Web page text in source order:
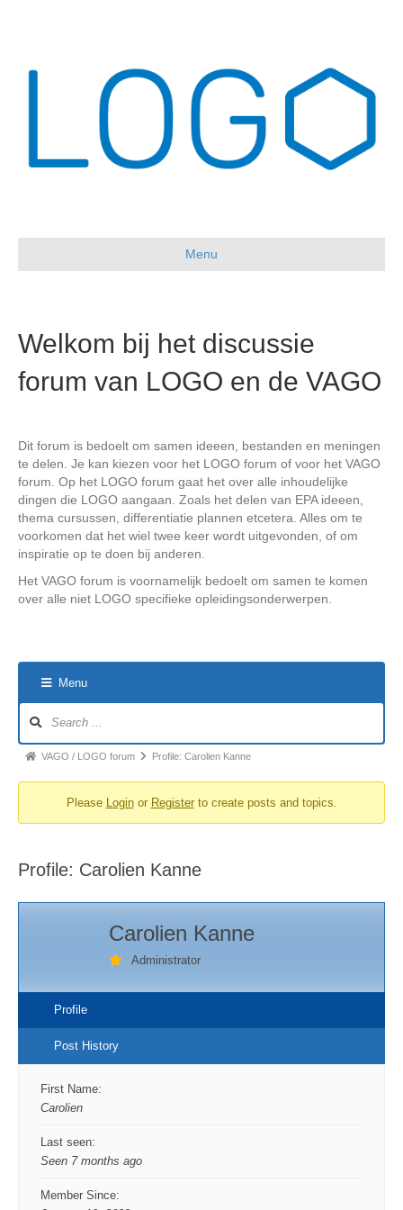
Menu
Welkom bij het discussie
forum van LOGO en de VAGO
Dit forum is bedoelt om samen ideeen, bestanden en meningen
te delen. Je kan kiezen voor het LOGO forum of voor het VAGO
forum. Op het LOGO forum gaat het over alle inhoudelijke
dingen die LOGO aangaan. Zoals het delen van EPA ideeen,
thema cursussen, differentiatie plannen etcetera. Alles om te
voorkomen dat het wiel twee keer wordt uitgevonden, of om
inspiratie op te doen bij anderen.
Het VAGO forum is voornamelijk bedoelt om samen te komen
over alle niet LOGO specifieke opleidingsonderwerpen.
Menu
Navigation
Forum
You
here:
VAGO / LOGO forum Profile: Carolien Kanne
Please Loginor Registerto create posts and topics.
Profile: Carolien Kanne
Carolien Kanne
Administrator
Profile
Post History
First Name:
Carolien
Last seen:
Seen 7 months ago
Member Since: